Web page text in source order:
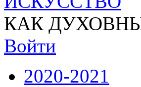
КАК
Войти
2020-2021